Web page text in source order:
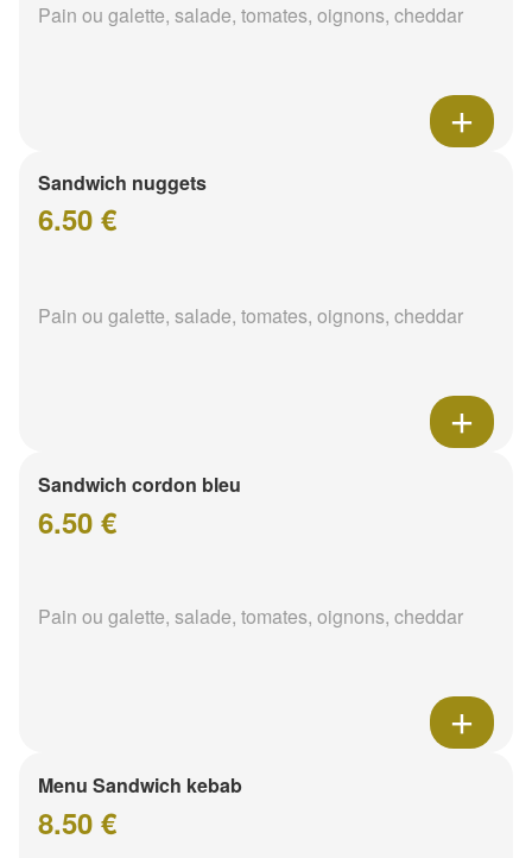
Pain ou galette, salade, tomates, oignons, cheddar
Sandwich nuggets
6.50 €
Pain ou galette, salade, tomates, oignons, cheddar
Sandwich cordon bleu
6.50 €
Pain ou galette, salade, tomates, oignons, cheddar
Menu Sandwich kebab
8.50 €